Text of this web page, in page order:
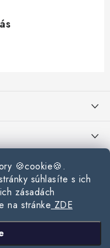
🍪cookie🍪.
súhlasíte s ich
zásadách
na stránke ZDE